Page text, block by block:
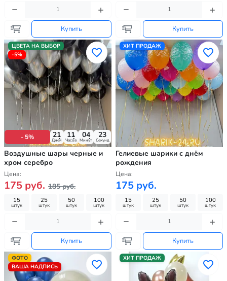
Купить Купить
ЦВЕТА НА ВЫБОР
-5%
- 5% 21
Дней
11
Часов
04
Минут
22
Секунд
Воздушные шары черные и
хром серебро
Цена:
175 руб. 185 руб.
15
штук
25
штук
50
штук
100
штук
Купить
ХИТ ПРОДАЖ
Гелиевые шарики с днём
рождения
Цена:
175 руб.
15
штук
25
штук
50
штук
100
штук
Купить
ФОТО
ВАША НАДПИСЬ
ХИТ ПРОДАЖ